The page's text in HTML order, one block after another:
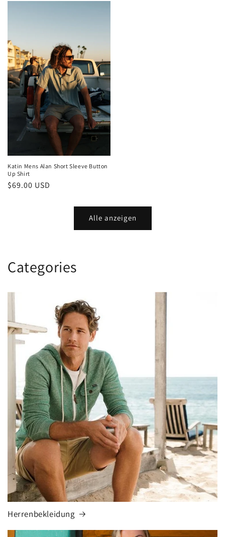
Katin Mens Alan Short Sleeve Button
Up Shirt
Normaler
$69.00 USD
Alle anzeigen
Categories
Herrenbekleidung